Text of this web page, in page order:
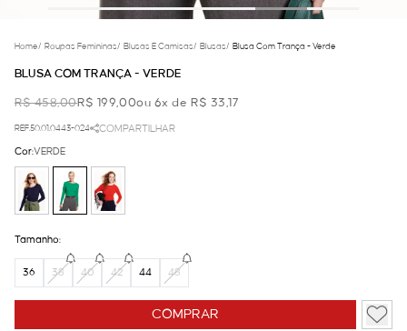
Home/ Roupas Femininas/ Blusas E Camisas/ Blusas/ Blusa Com Trança - Verde
BLUSA COM TRANÇA - VERDE
R$ 458,00R$ 199,00ou 6x de R$ 33,17
REF.50.01.0443-024 COMPARTILHAR
COMPRAR
Cor:VERDE
Tamanho:
36 38 40 42 44 48